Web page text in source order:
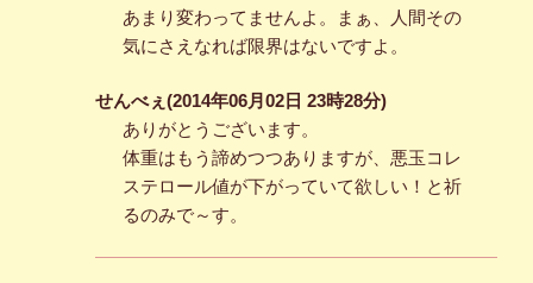
あまり変わってませんよ。まぁ、人間その
気にさえなれば限界はないですよ。
せんべぇ(2014年06月02日 23時28分)
ありがとうございます。
体重はもう諦めつつありますが、悪玉コレ
ステロール値が下がっていて欲しい！と祈
るのみで～す。